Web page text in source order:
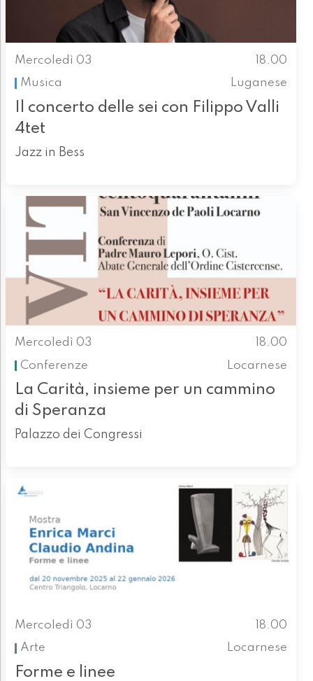
Mercoledì 03
18.00
Musica
Luganese
Il concerto delle sei con Filippo Valli
4tet
Jazz in Bess
Mercoledì 03
18.00
Conferenze
Locarnese
La Carità, insieme per un cammino
di Speranza
Palazzo dei Congressi
Mercoledì 03
18.00
Arte
Locarnese
Forme e linee